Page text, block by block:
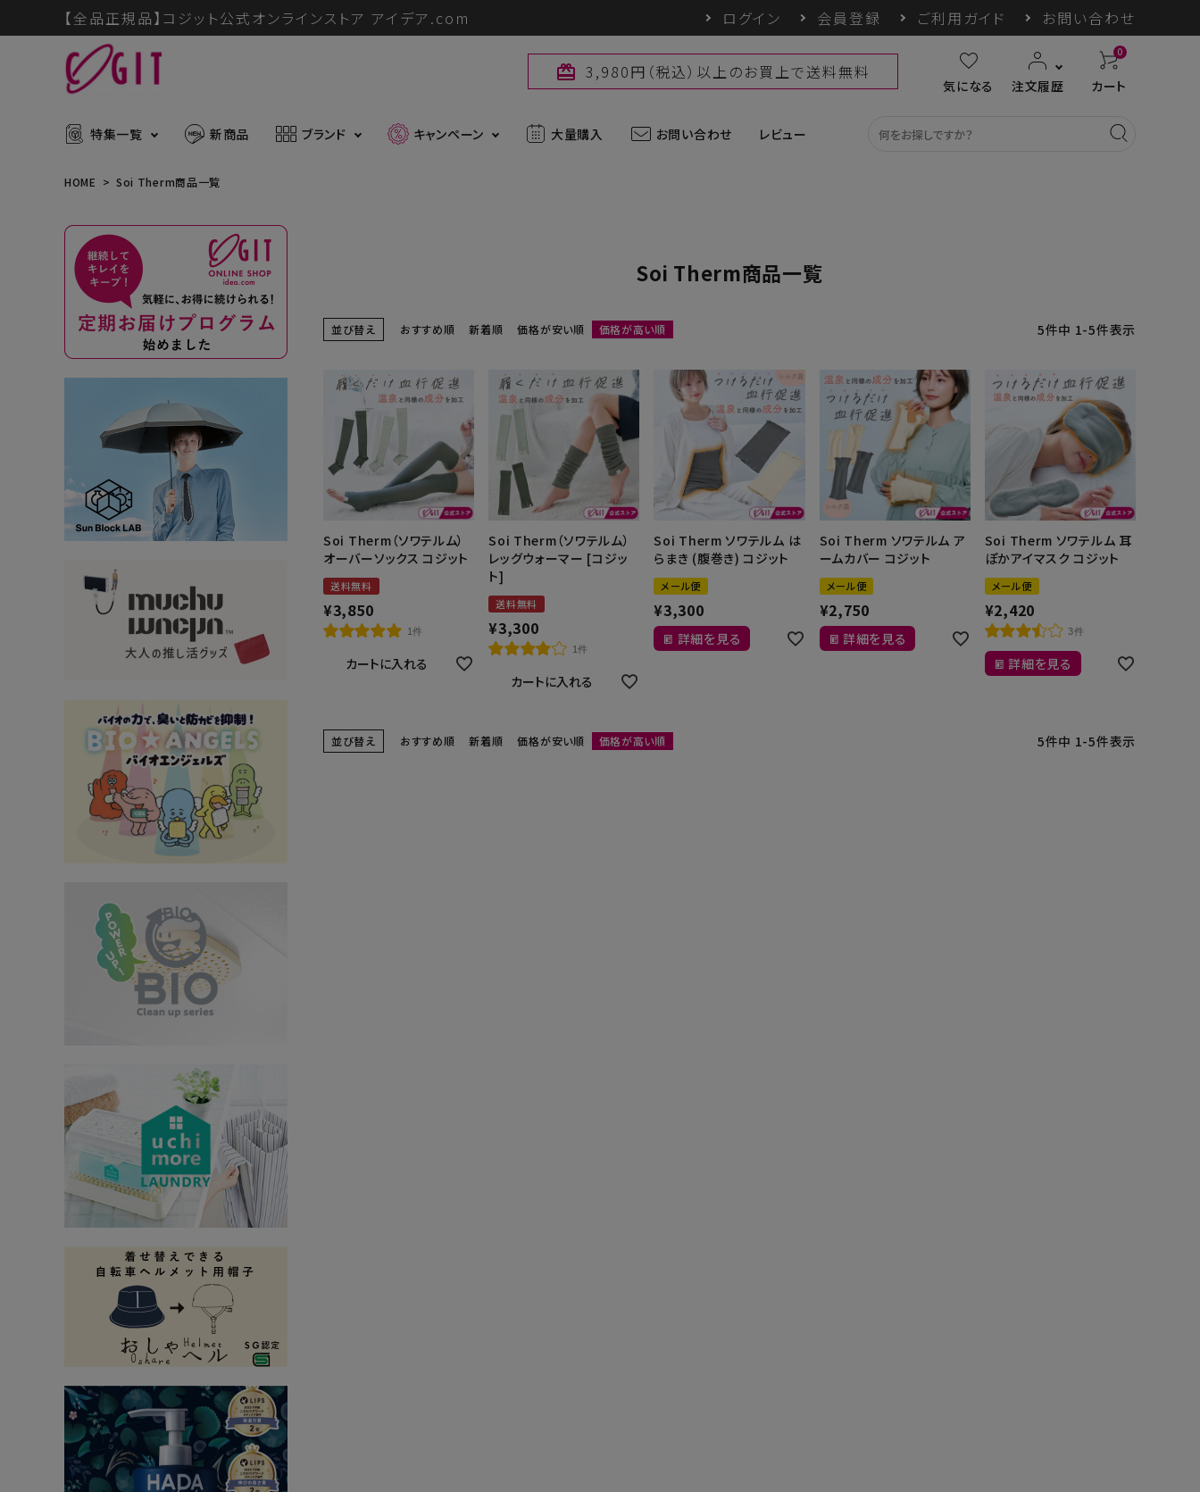
【全品正規品】コジット公式オンラインストア アイデア.com ログイン 会員登録 ご利用ガイド お問い合わせ
card_giftcard 3,980円（税込）以上のお買上で送料無料
気になる 注文履歴
0
カート
特集一覧
メディア掲載アイテム ブランド一覧
推し活グッズ 掃除グッズ
防災グッズ
大量購入・法人
新商品 ブランド
muchu muchu Sun Block LAB パワーバイオ THE TOOL LAB
キャンペーン 大量購入 お問い合わせ レビュー
ACCOUNT MENU
ようこそ ゲスト 様
ログイン 会員登録
推し活グッズ
アウトドア・トラベル
お悩み解決コラム
プライバシーポリシー
特定商取引法について
お問い合わせ
HOME Soi Therm商品一覧
Soi Therm商品一覧
並び替え おすすめ順 新着順 価格が安い順 価格が高い順 5件中 1-5件表示
Soi Therm（ソワテルム）
オーバーソックス コジット
送料無料
¥3,850
1件
カートに入れる
Soi Therm（ソワテルム）
レッグウォーマー [コジッ
ト]
送料無料
¥3,300
1件
カートに入れる
Soi Therm ソワテルム は
らまき (腹巻き) コジット
メール便
¥3,300
詳細を見る
Soi Therm ソワテルム ア
ームカバー コジット
メール便
¥2,750
詳細を見る
Soi Therm ソワテルム 耳
ぽかアイマスク コジット
メール便
¥2,420
3件
詳細を見る
並び替え おすすめ順 新着順 価格が安い順 価格が高い順 5件中 1-5件表示